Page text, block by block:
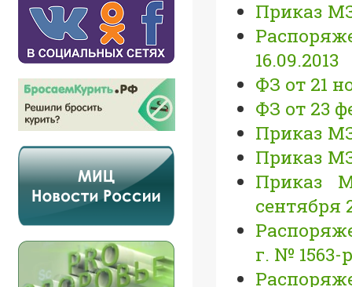
Приказ
16.09.2013
ФЗ от 21
ФЗ от 23
Приказ МЗ
Приказ
Приказ
сентября
г. № 1563-р